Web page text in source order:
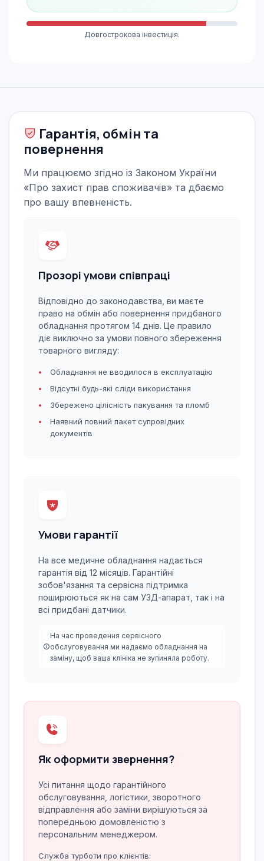
Довгострокова інвестиція.
Гарантія, обмін та
повернення
Ми працюємо згідно із Законом України
«Про захист прав споживачів» та дбаємо
про вашу впевненість.
Прозорі умови співпраці
Відповідно до законодавства, ви маєте
право на обмін або повернення придбаного
обладнання протягом 14 днів. Це правило
діє виключно за умови повного збереження
товарного вигляду:
Обладнання не вводилося в експлуатацію
Відсутні будь-які сліди використання
Збережено цілісність пакування та пломб
Наявний повний пакет супровідних
документів
Умови гарантії
На все медичне обладнання надається
гарантія від 12 місяців. Гарантійні
зобов'язання та сервісна підтримка
поширюються як на сам УЗД-апарат, так і на
всі придбані датчики.
На час проведення сервісного
обслуговування ми надаємо обладнання на
заміну, щоб ваша клініка не зупиняла роботу.
Як оформити звернення?
Усі питання щодо гарантійного
обслуговування, логістики, зворотного
відправлення або заміни вирішуються за
попередньою домовленістю з
персональним менеджером.
Служба турботи про клієнтів: